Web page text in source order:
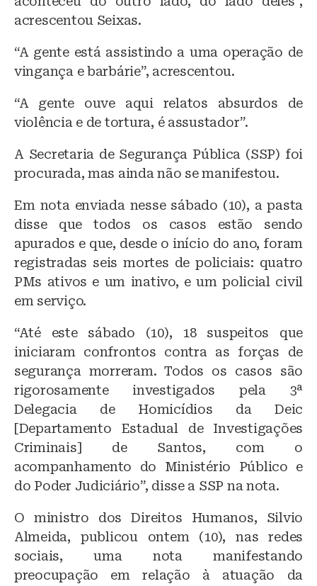
acrescentou Seixas.
“A gente está assistindo a uma operação de
vingança e barbárie”, acrescentou.
“A gente ouve aqui relatos absurdos de
violência e de tortura, é assustador”.
A Secretaria de Segurança Pública (SSP) foi
procurada, mas ainda não se manifestou.
Em nota enviada nesse sábado (10), a pasta
disse que todos os casos estão sendo
apurados e que, desde o início do ano, foram
registradas seis mortes de policiais: quatro
PMs ativos e um inativo, e um policial civil
em serviço.
“Até este sábado (10), 18 suspeitos que
iniciaram confrontos contra as forças de
segurança morreram. Todos os casos são
rigorosamente investigados pela 3ª
Delegacia de Homicídios da Deic
[Departamento Estadual de Investigações
Criminais] de Santos, com o
acompanhamento do Ministério Público e
do Poder Judiciário”, disse a SSP na nota.
O ministro dos Direitos Humanos, Silvio
Almeida, publicou ontem (10), nas redes
sociais, uma nota manifestando
preocupação em relação à atuação da